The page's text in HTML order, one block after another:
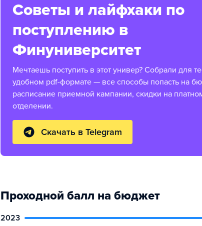
Советы и лайфхаки по
поступлению в
Финуниверситет
Мечтаешь поступить в этот универ? Собрали для
удобном pdf-формате — все способы попасть на
расписание приемной кампании, скидки на
отделении.
Скачать в Telegram
Проходной балл на бюджет
2023